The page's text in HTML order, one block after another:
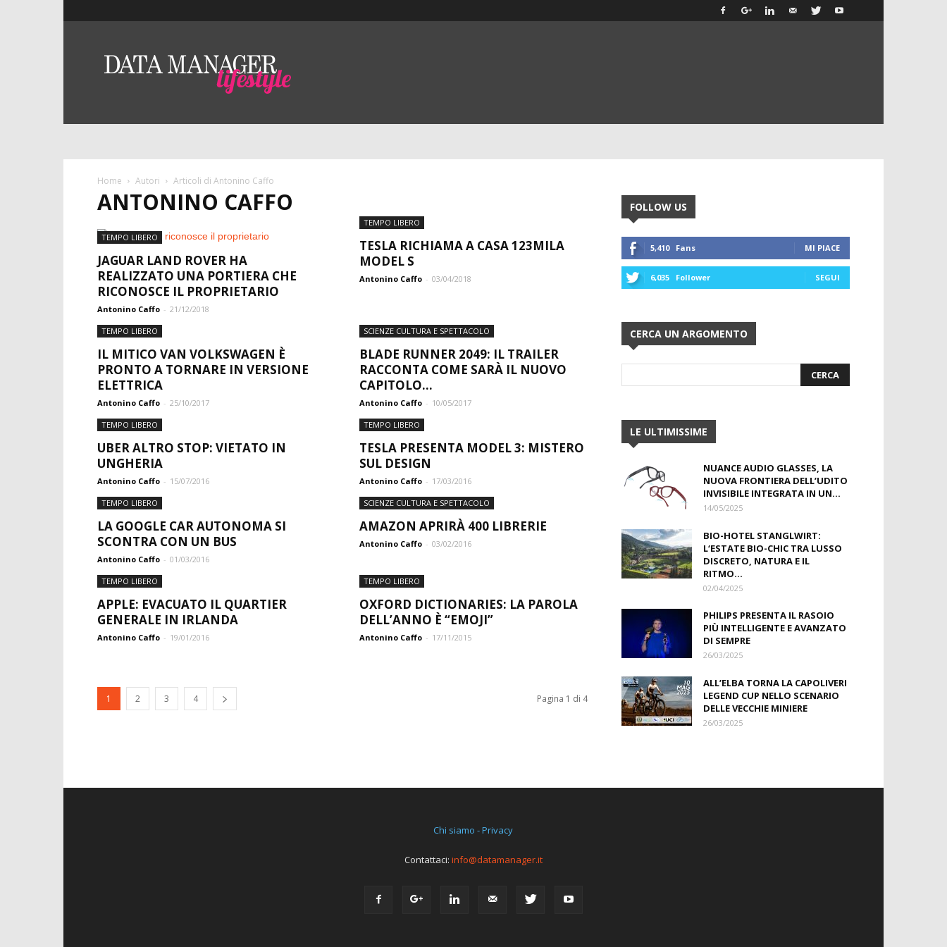
DMO
Online
Home Autori Articoli di Antonino Caffo
ANTONINO CAFFO
TEMPO LIBERO
JAGUAR LAND ROVER HA
REALIZZATO UNA PORTIERA CHE
RICONOSCE IL PROPRIETARIO
Antonino Caffo - 21/12/2018
TEMPO LIBERO
TESLA RICHIAMA A CASA 123MILA
MODEL S
Antonino Caffo - 03/04/2018
TEMPO LIBERO
IL MITICO VAN VOLKSWAGEN È
PRONTO A TORNARE IN VERSIONE
ELETTRICA
Antonino Caffo - 25/10/2017
SCIENZE CULTURA E SPETTACOLO
BLADE RUNNER 2049: IL TRAILER
RACCONTA COME SARÀ IL NUOVO
CAPITOLO...
Antonino Caffo - 10/05/2017
TEMPO LIBERO
UBER ALTRO STOP: VIETATO IN
UNGHERIA
Antonino Caffo - 15/07/2016
TEMPO LIBERO
TESLA PRESENTA MODEL 3: MISTERO
SUL DESIGN
Antonino Caffo - 17/03/2016
TEMPO LIBERO
LA GOOGLE CAR AUTONOMA SI
SCONTRA CON UN BUS
Antonino Caffo - 01/03/2016
SCIENZE CULTURA E SPETTACOLO
AMAZON APRIRÀ 400 LIBRERIE
Antonino Caffo - 03/02/2016
TEMPO LIBERO
APPLE: EVACUATO IL QUARTIER
GENERALE IN IRLANDA
Antonino Caffo - 19/01/2016
TEMPO LIBERO
OXFORD DICTIONARIES: LA PAROLA
DELL’ANNO È “EMOJI”
Antonino Caffo - 17/11/2015
1 2 3 4 Pagina 1 di 4
FOLLOW US
5,410 Fans MI PIACE
6,035 Follower SEGUI
CERCA UN ARGOMENTO
LE ULTIMISSIME
NUANCE AUDIO GLASSES, LA
NUOVA FRONTIERA DELL’UDITO
INVISIBILE INTEGRATA IN UN...
14/05/2025
BIO-HOTEL STANGLWIRT:
L‘ESTATE BIO-CHIC TRA LUSSO
DISCRETO, NATURA E IL
RITMO...
02/04/2025
PHILIPS PRESENTA IL RASOIO
PIÙ INTELLIGENTE E AVANZATO
DI SEMPRE
26/03/2025
ALL’ELBA TORNA LA CAPOLIVERI
LEGEND CUP NELLO SCENARIO
DELLE VECCHIE MINIERE
26/03/2025
Chi siamo - Privacy
Contattaci: info@datamanager.it